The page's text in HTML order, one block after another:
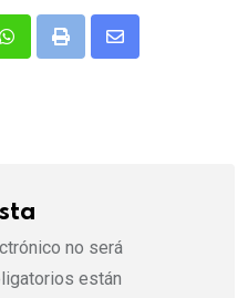
WhatsappPrint
Share
no será
están